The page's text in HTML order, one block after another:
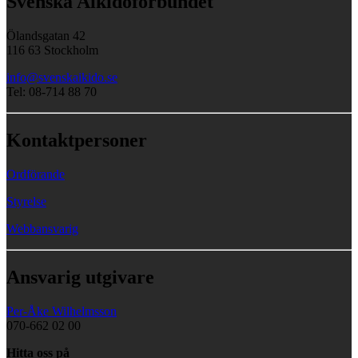
Ölandsgatan 42
116 63 Stockholm
info@svenskaikido.se
Tel: 08-714 88 70
Kontaktpersoner
Ordförande
Styrelse
Webbansvarig
Ansvarig utgivare
Per-Åke Wilhelmsson
070-662 02 00
Hitta oss på